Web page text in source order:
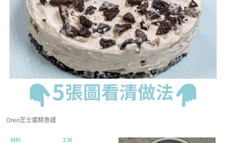
Oreo芝士蛋糕食譜